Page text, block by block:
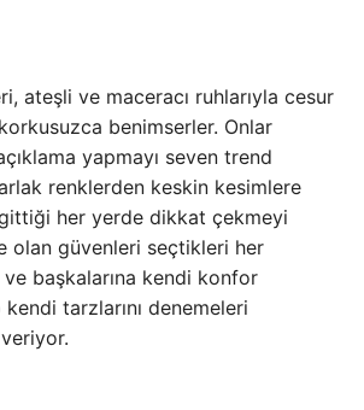
ateşli ve maceracı ruhlarıyla cesur
benimserler. Onlar
yapmayı seven trend
renklerden keskin kesimlere
her yerde dikkat çekmeyi
olan güvenleri seçtikleri her
ve başkalarına kendi konfor
kendi tarzlarını denemeleri